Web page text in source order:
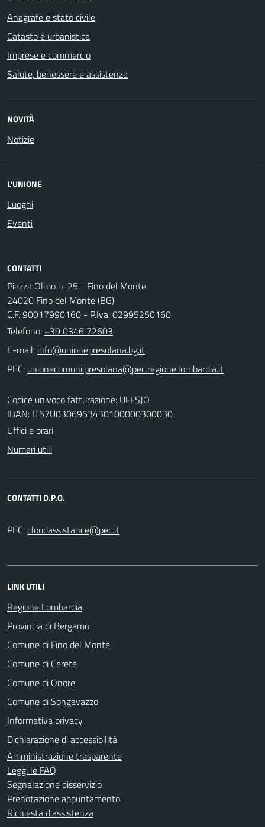
Anagrafe e stato civile
Catasto e urbanistica
Imprese e commercio
Salute, benessere e assistenza
NOVITÀ
Notizie
L'UNIONE
Luoghi
Eventi
CONTATTI
Piazza Olmo n. 25 - Fino del Monte
24020 Fino del Monte (BG)
C.F. 90017990160 - P.Iva: 02995250160
Telefono: +39 0346 72603
E-mail:
PEC:
Codice univoco fatturazione: UFFSJO
IBAN: IT57U0306953430100000300030
Uffici e orari
Numeri utili
CONTATTI D.P.O.
PEC:
LINK UTILI
Regione Lombardia
Provincia di Bergamo
Comune di Fino del Monte
Comune di Cerete
Comune di Onore
Comune di Songavazzo
Informativa privacy
Dichiarazione di accessibilità
Amministrazione trasparente
Leggi le FAQ
Segnalazione disservizio
Prenotazione appuntamento
Richiesta d'assistenza